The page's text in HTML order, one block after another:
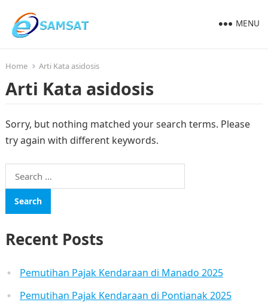
MENU
Home Arti Kata asidosis
Arti Kata asidosis
Sorry, but nothing matched your search terms. Please
try again with different keywords.
Search
for:
Recent Posts
Pemutihan Pajak Kendaraan di Manado 2025
Pemutihan Pajak Kendaraan di Pontianak 2025